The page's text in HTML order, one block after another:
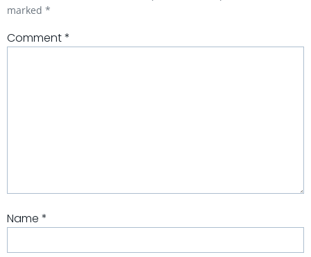
marked *
Comment*
Name *